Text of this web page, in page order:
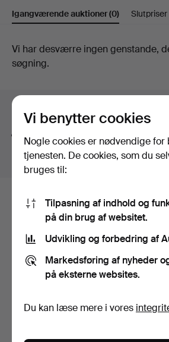
Stabeus’ fiddle-handle spoon is a
1761. Erik Gustaf Öström’s shaving
was made in Luleå as recently as
mentioned, these are just a few
silver theme!
Igangværende auktioner(0) Slutpriser
Igangværende
auktioner
Vi har desværre ingen genstande,
søgning.
Vi søger automatisk på dele af
bånd, finder vi ogsåarmbåndsur.
Her er genstande fra
matcher din søgning
Vi benytter cookies
Nogle cookies er nødvendige for
tjenesten. De cookies, som du
bruges til:
Tilpasning af indhold og
på din brug af websitet.
Udvikling og forbedring af
Markedsføring af nyheder
på eksterne websites.
Du kan læse mere i vores